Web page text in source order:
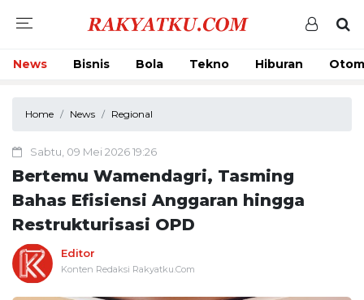
News Bisnis Bola Tekno Hiburan
Home News Regional
Sabtu, 09 Mei 2026 19:26
Bertemu Wamendagri, Tasming
Bahas Efisiensi Anggaran hingga
Restrukturisasi OPD
Editor
Konten Redaksi Rakyatku.Com